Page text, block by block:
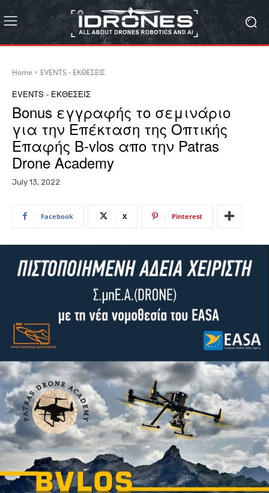
Home EVENTS - ΕΚΘΕΣΕΙΣ
EVENTS - ΕΚΘΕΣΕΙΣ
Bonus εγγραφής το σεμινάριο
για την Επέκταση της Οπτικής
Επαφής B-vlos απο την Patras
Drone Academy
July 13, 2022
Facebook X Pinterest